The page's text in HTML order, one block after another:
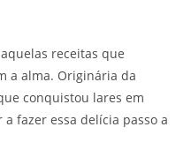
receitas que
a alma. Originária da
conquistou lares em
fazer essa delícia passo a